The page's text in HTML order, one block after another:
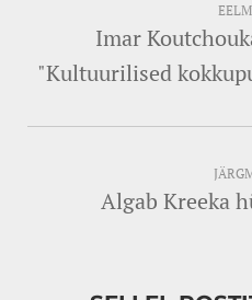
Imar
"Kultuurilised
Algab Kreeka